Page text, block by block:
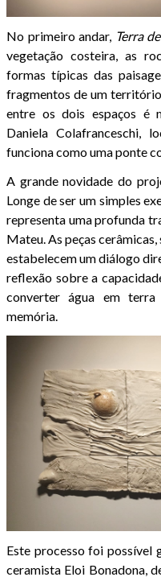
No primeiro andar, Terra
vegetação costeira, as
formas típicas das
fragmentos de um
entre os dois espaços é
Daniela Colafranceschi,
funciona como uma ponte
A grande novidade do
Longe de ser um simples
representa uma profunda
Mateu. As peças
estabelecem um diálogo
reflexão sobre a
converter água em terra
memória.
Este processo foi possível
ceramista Eloi Bonadona,